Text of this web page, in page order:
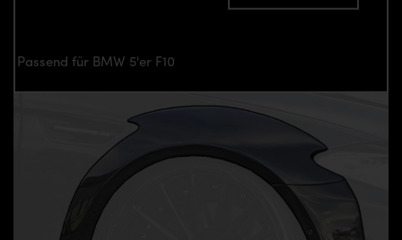
Passend für BMW 5'er F10